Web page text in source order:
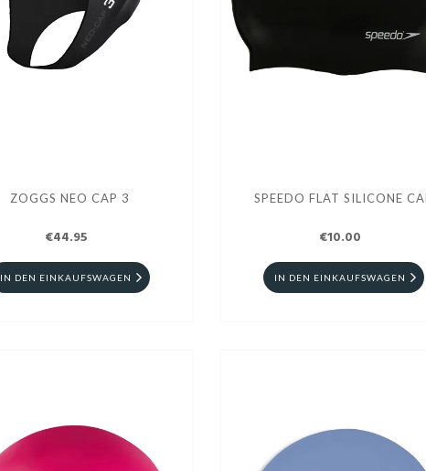
ZOGGS NEO CAP 3
€44.95
IN DEN EINKAUFSWAGEN
SPEEDO FLAT SILICONE
€10.00
IN DEN EINKAUFSWAGEN